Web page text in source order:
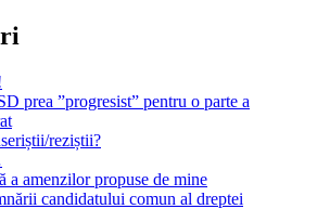
prea ”progresist” pentru o parte a
reziștii?
a amenzilor propuse de mine
candidatului comun al dreptei